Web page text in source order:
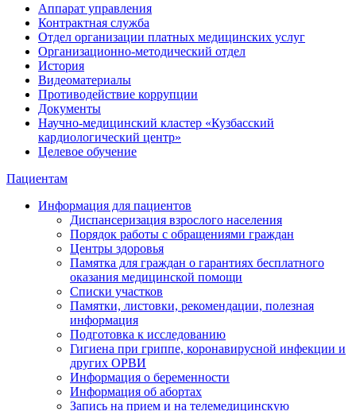
Аппарат управления
Контрактная служба
Отдел организации платных медицинских услуг
Организационно-методический отдел
История
Видеоматериалы
Противодействие коррупции
Документы
Научно-медицинский кластер «Кузбасский
кардиологический центр»
Целевое обучение
Пациентам
Информация для пациентов
Диспансеризация взрослого населения
Порядок работы с обращениями граждан
Центры здоровья
Памятка для граждан о гарантиях бесплатного
оказания медицинской помощи
Cписки участков
Памятки, листовки, рекомендации, полезная
информация
Подготовка к исследованию
Гигиена при гриппе, коронавирусной инфекции и
других ОРВИ
Информация о беременности
Информация об абортах
Запись на прием и на телемедицинскую